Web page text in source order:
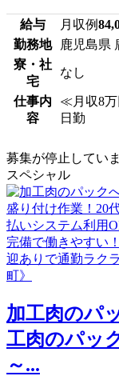
給与 月収例
勤務地
鹿児島県
寮・社
宅
なし
仕事内
容
≪月収8万
日勤
募集が停止してい
スペシャル
加工肉のパ
工肉のパッ
～...